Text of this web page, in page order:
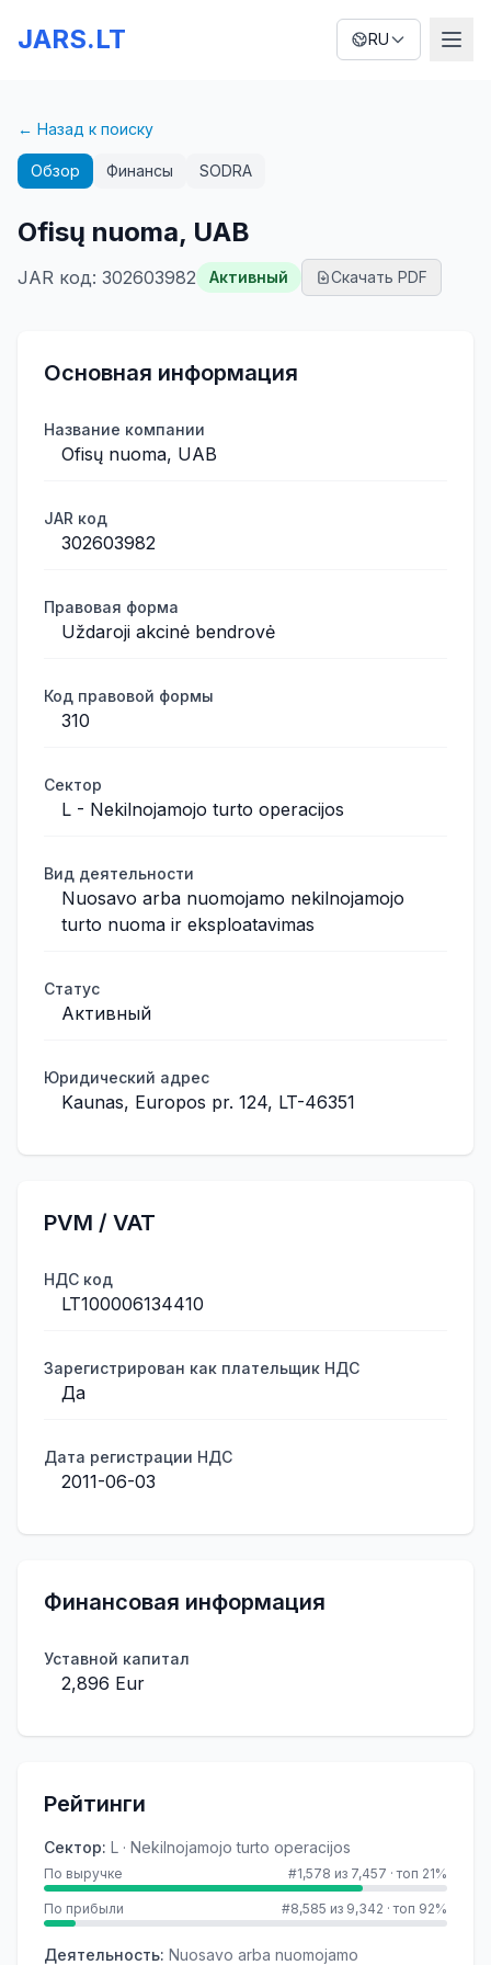
JARS.LT RU
← Назад к поиску
Обзор Финансы SODRA
Ofisų nuoma, UAB
JAR код: 302603982 Активный Скачать PDF
Основная информация
Название компании
Ofisų nuoma, UAB
JAR код
302603982
Правовая форма
Uždaroji akcinė bendrovė
Код правовой формы
310
Сектор
L - Nekilnojamojo turto operacijos
Вид деятельности
Nuosavo arba nuomojamo nekilnojamojo
turto nuoma ir eksploatavimas
Статус
Активный
Юридический адрес
Kaunas, Europos pr. 124, LT-46351
PVM / VAT
НДС код
LT100006134410
Зарегистрирован как плательщик НДС
Да
Дата регистрации НДС
2011-06-03
Финансовая информация
Уставной капитал
2,896 Eur
Рейтинги
Сектор: L · Nekilnojamojo turto operacijos
По выручке #1,578 из 7,457 ·топ 21%
По прибыли #8,585 из 9,342 ·топ 92%
Деятельность: Nuosavo arba nuomojamo